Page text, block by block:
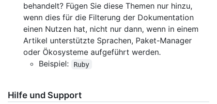
behandelt? Fügen Sie diese Themen nur hinzu,
wenn dies für die Filterung der Dokumentation
einen Nutzen hat, nicht nur dann, wenn in einem
Artikel unterstützte Sprachen, Paket-Manager
oder Ökosysteme aufgeführt werden.
Beispiel:
Ruby
Hilfe und Support